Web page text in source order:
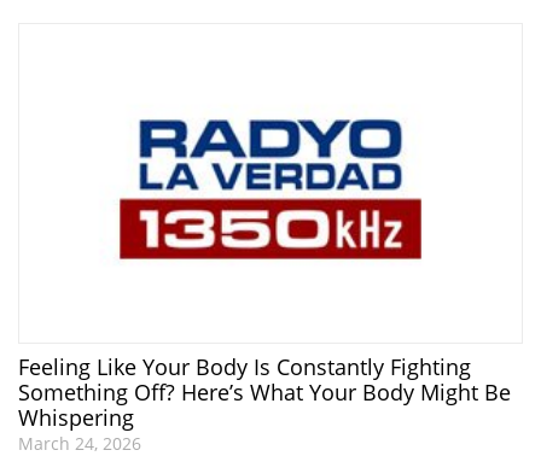
Feeling Like Your Body Is Constantly Fighting
Something Off? Here’s What Your Body Might Be
Whispering
March 24, 2026